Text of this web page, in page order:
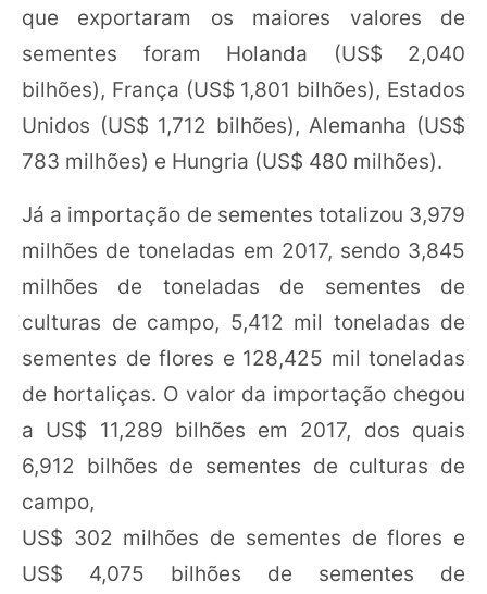
que exportaram os maiores valores de
sementes foram Holanda (US$ 2,040
bilhões), França (US$ 1,801 bilhões), Estados
Unidos (US$ 1,712 bilhões), Alemanha (US$
783 milhões) e Hungria (US$ 480 milhões).
Já a importação de sementes totalizou 3,979
milhões de toneladas em 2017, sendo 3,845
milhões de toneladas de sementes de
culturas de campo, 5,412 mil toneladas de
sementes de flores e 128,425 mil toneladas
de hortaliças. O valor da importação chegou
a US$ 11,289 bilhões em 2017, dos quais
6,912 bilhões de sementes de culturas de
campo,
US$ 302 milhões de sementes de flores e
US$ 4,075 bilhões de sementes de